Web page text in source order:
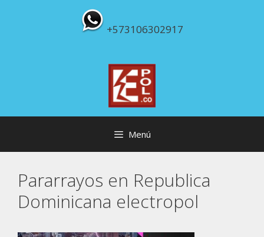
+573106302917
Menú
Pararrayos en Republica
Dominicana electropol